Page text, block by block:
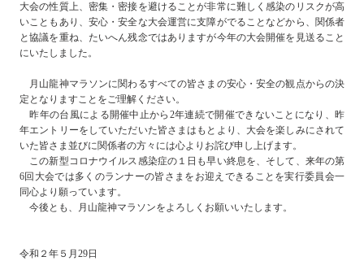
大会の性質上、密集・密接を避けることが非常に難しく感染のリスクが高
いこともあり、安心・安全な大会運営に支障がでることなどから、関係者
と協議を重ね、たいへん残念ではありますが今年の大会開催を見送ること
にいたしました。
月山龍神マラソンに関わるすべての皆さまの安心・安全の観点からの決
定となりますことをご理解ください。
昨年の台風による開催中止から2年連続で開催できないことになり、昨
年エントリーをしていただいた皆さまはもとより、大会を楽しみにされて
いた皆さま並びに関係者の方々には心よりお詫び申し上げます。
この新型コロナウイルス感染症の１日も早い終息を、そして、来年の第
6回大会では多くのランナーの皆さまをお迎えできることを実行委員会一
同心より願っています。
今後とも、月山龍神マラソンをよろしくお願いいたします。
令和２年５月29日